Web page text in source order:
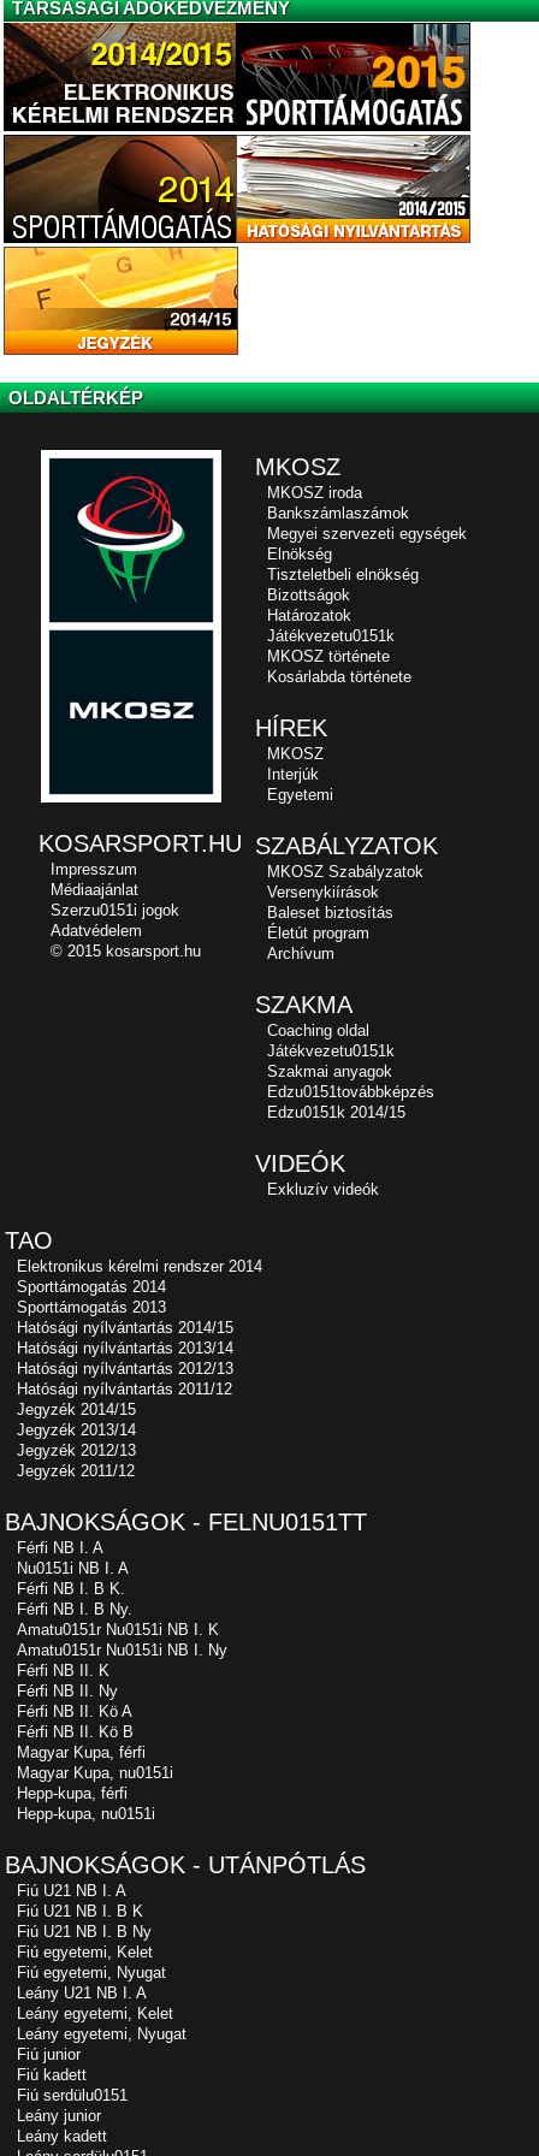
TÁRSASÁGI ADÓKEDVEZMÉNY
OLDALTÉRKÉP
MKOSZ
MKOSZ iroda
Bankszámlaszámok
Megyei szervezeti egységek
Elnökség
Tiszteletbeli elnökség
Bizottságok
Határozatok
Játékvezetu0151k
MKOSZ története
Kosárlabda története
HÍREK
MKOSZ
Interjúk
Egyetemi
SZABÁLYZATOK
MKOSZ Szabályzatok
Versenykiírások
Baleset biztosítás
Életút program
Archívum
SZAKMA
Coaching oldal
Játékvezetu0151k
Szakmai anyagok
Edzu0151továbbképzés
Edzu0151k 2014/15
VIDEÓK
Exkluzív videók
TAO
Elektronikus kérelmi rendszer 2014
Sporttámogatás 2014
Sporttámogatás 2013
Hatósági nyílvántartás 2014/15
Hatósági nyílvántartás 2013/14
Hatósági nyílvántartás 2012/13
Hatósági nyílvántartás 2011/12
Jegyzék 2014/15
Jegyzék 2013/14
Jegyzék 2012/13
Jegyzék 2011/12
BAJNOKSÁGOK - FELNU0151TT
Férfi NB I. A
Nu0151i NB I. A
Férfi NB I. B K.
Férfi NB I. B Ny.
Amatu0151r Nu0151i NB I. K
Amatu0151r Nu0151i NB I. Ny
Férfi NB II. K
Férfi NB II. Ny
Férfi NB II. Kö A
Férfi NB II. Kö B
Magyar Kupa, férfi
Magyar Kupa, nu0151i
Hepp-kupa, férfi
Hepp-kupa, nu0151i
BAJNOKSÁGOK - UTÁNPÓTLÁS
Fiú U21 NB I. A
Fiú U21 NB I. B K
Fiú U21 NB I. B Ny
Fiú egyetemi, Kelet
Fiú egyetemi, Nyugat
Leány U21 NB I. A
Leány egyetemi, Kelet
Leány egyetemi, Nyugat
Fiú junior
Fiú kadett
Fiú serdülu0151
Leány junior
Leány kadett
KOSARSPORT.HU
Impresszum
Médiaajánlat
Szerzu0151i jogok
Adatvédelem
© 2015 kosarsport.hu